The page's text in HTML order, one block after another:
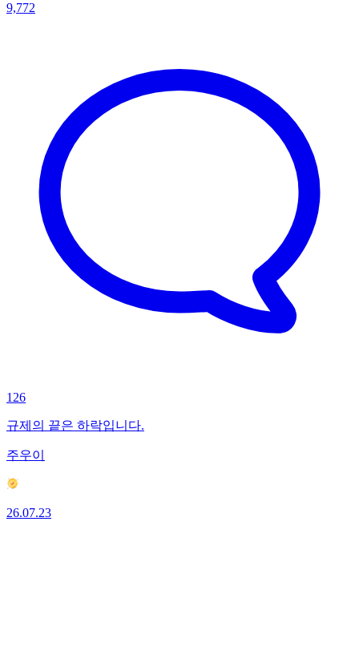
9,772
126
규제의 끝은 하락입니다.
주우이
26.07.23